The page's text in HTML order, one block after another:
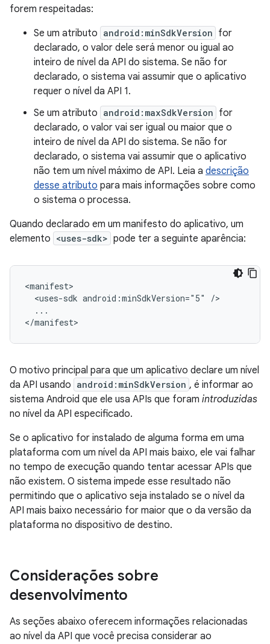
forem respeitadas:
Se um atributo android:minSdkVersion for
declarado, o valor dele será menor ou igual ao
inteiro de nível da API do sistema. Se não for
declarado, o sistema vai assumir que o aplicativo
requer o nível da API 1.
Se um atributo android:maxSdkVersion for
declarado, o valor vai ser igual ou maior que o
inteiro de nível da API do sistema. Se não for
declarado, o sistema vai assumir que o aplicativo
não tem um nível máximo de API. Leia a descrição
desse atributo para mais informações sobre como
o sistema o processa.
Quando declarado em um manifesto do aplicativo, um
elemento <uses-sdk> pode ter a seguinte aparência:
<uses-sdk android:minSdkVersion="5"
...
</manifest>
O motivo principal para que um aplicativo declare um nível
da API usando android:minSdkVersion , é informar ao
sistema Android que ele usa APIs que foram introduzidas
no nível da API especificado.
Se o aplicativo for instalado de alguma forma em uma
plataforma com um nível da API mais baixo, ele vai falhar
no tempo de execução quando tentar acessar APIs que
não existem. O sistema impede esse resultado não
permitindo que o aplicativo seja instalado se o nível da
API mais baixo necessário for maior que o da versão da
plataforma no dispositivo de destino.
Considerações sobre
desenvolvimento
As seções abaixo oferecem informações relacionadas
ao nível da API que você precisa considerar ao